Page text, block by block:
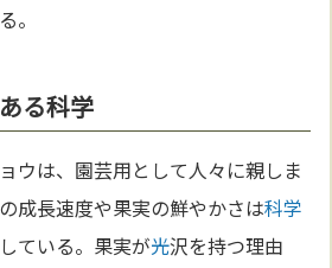
。
る科学
ウは、園芸用として人々に親しま
成長速度や果実の鮮やかさは科学
ている。果実が光沢を持つ理由